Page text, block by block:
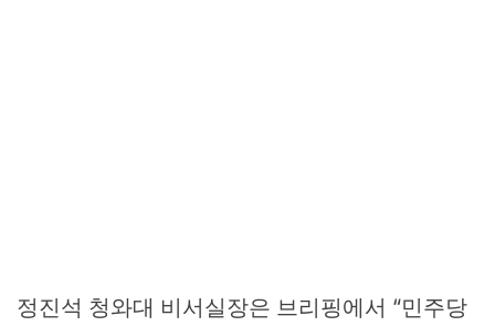
정진석 청와대 비서실장은 브리핑에서 “민주당